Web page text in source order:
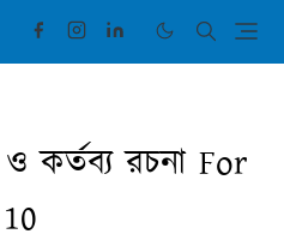
ও কর্তব্য রচনা For